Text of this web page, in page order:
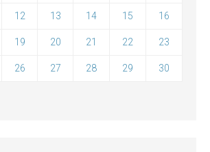
12 13 14 15 16
19 20 21 22 23
26 27 28 29 30